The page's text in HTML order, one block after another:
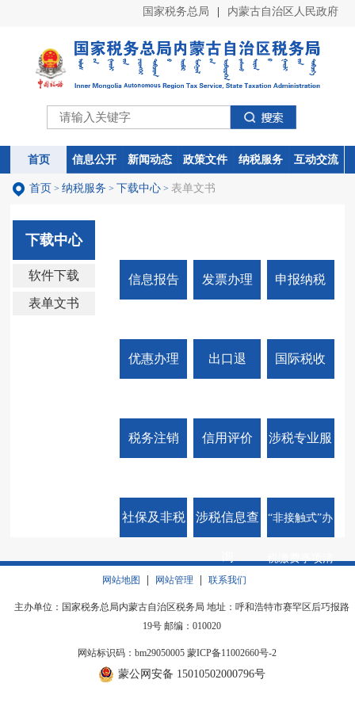
首页 > 纳税服务 > 下载中心> 表单文书
下载中心
软件下载
表单文书
信息报告 发票办理 申报纳税
优惠办理 出口退 国际税收
税务注销 信用评价 涉税专业服
社保及非税 涉税信息查 “非接触式”办
税缴费事项清